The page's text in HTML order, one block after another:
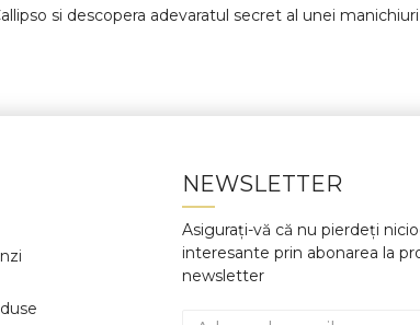
si descopera adevaratul secret al unei
NEWSLETTER
Asigurați-vă că nu pierdeți
interesante prin abonarea la
newsletter